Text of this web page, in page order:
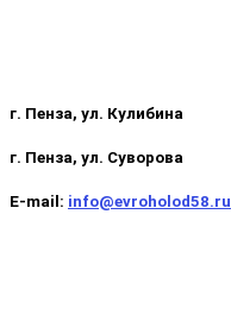
г. Пенза, ул. Кулибина
г. Пенза, ул. Суворова
E-mail: info@evroholod58.ru